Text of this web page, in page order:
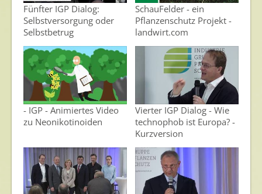
Fünfter IGP Dialog:
Selbstversorgung oder
Selbstbetrug
SchauFelder - ein
Pflanzenschutz Projekt -
landwirt.com
- IGP - Animiertes Video
zu Neonikotinoiden
Vierter IGP Dialog - Wie
technophob ist Europa? -
Kurzversion